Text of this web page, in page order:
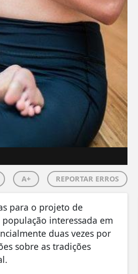
A+ REPORTAR ERROS
para o projeto de
interessada em
duas vezes por
sobre as tradições